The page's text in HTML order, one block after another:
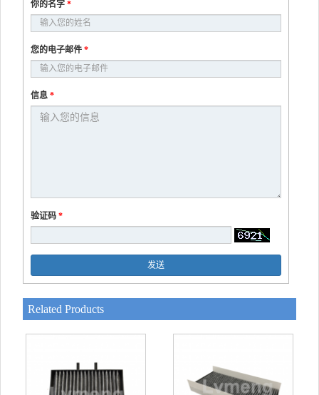
你的名字 *
您的电子邮件 *
信息 *
验证码 *
发送
Related Products